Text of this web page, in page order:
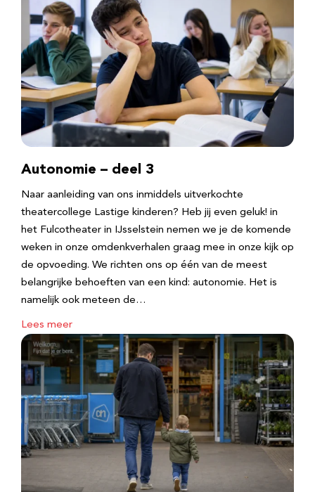
Autonomie – deel 3
Naar aanleiding van ons inmiddels uitverkochte
theatercollege Lastige kinderen? Heb jij even geluk! in
het Fulcotheater in IJsselstein nemen we je de komende
weken in onze omdenkverhalen graag mee in onze kijk op
de opvoeding. We richten ons op één van de meest
belangrijke behoeften van een kind: autonomie. Het is
namelijk ook meteen de…
Lees meer